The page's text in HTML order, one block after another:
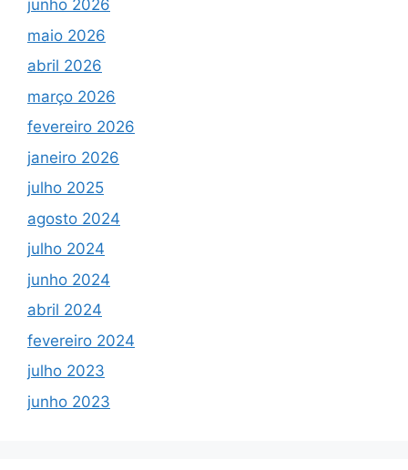
junho 2026
maio 2026
abril 2026
março 2026
fevereiro 2026
janeiro 2026
julho 2025
agosto 2024
julho 2024
junho 2024
abril 2024
fevereiro 2024
julho 2023
junho 2023